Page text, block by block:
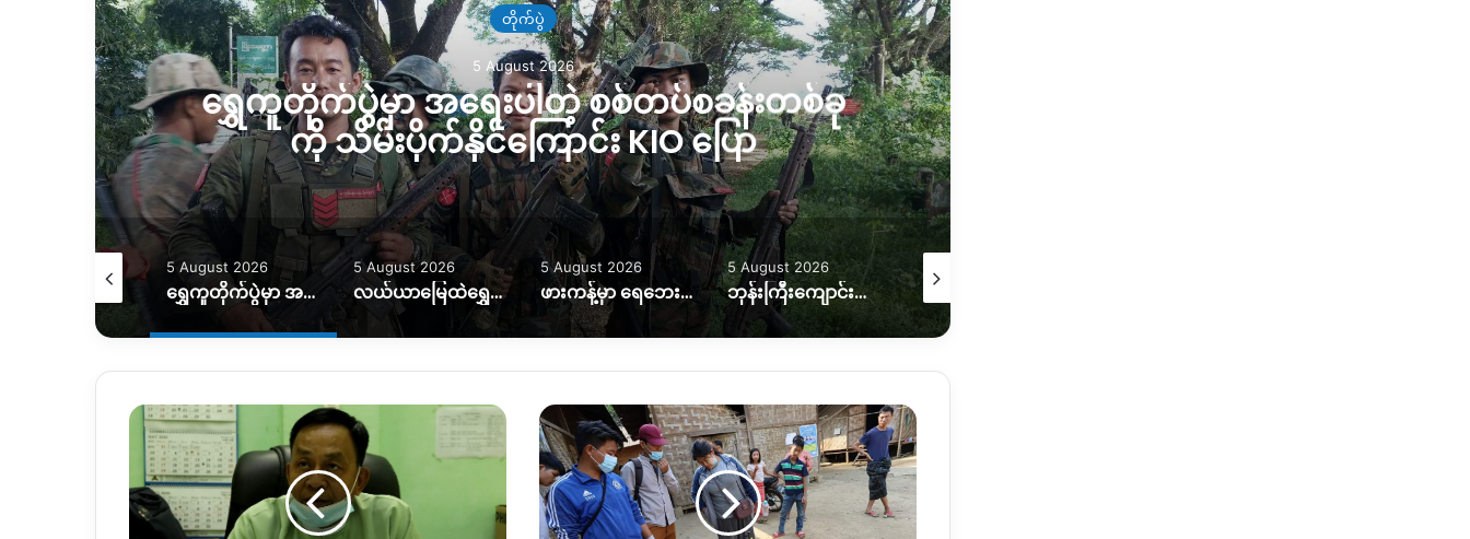
တိုက်ပွဲ
5 August 2026
ရွှေကူတိုက်ပွဲမှာ အရေးပါတဲ့ စစ်တပ်စခန်းတစ်ခု
ကို သိမ်းပိုက်နိုင်ကြောင်း KIO ပြော
5 August 2026
ရွှေကူတိုက်ပွဲမှာ အရေးပါတဲ့ စစ်တပ်စခန်းတစ်ခုကို သိမ်းပိုက်နိုင်ကြောင်း KIO ပြော
5 August 2026
လယ်ယာမြေထဲရွှေတူးဖော်နေတာကို ရပ်တန့်ပေးဖို့ဒေသခံတွေတောင်းဆိုနေ
5 August 2026
ဖားကန့်မှာ ရေဘေးထပ်ကြုံရတဲ့အခြေအနေဘယ်ရှိရှိနေသလဲ။
5 August 2026
ဘုန်းကြီးကျောင်းပေါက်ကွဲမှုဖြစ် အရပ်သားတစ်ဦးသေ၊သံဃာတစ်ပါးပျံလွန်တော်မူ
5 August 2026
ကချင်ပြည်နယ်
အခြေခံ
လူတန်းစား
များ
အား
ထောက်ပံ့
Covid-
19
တိုက်
ဖျက်
ရေး
ကချင်